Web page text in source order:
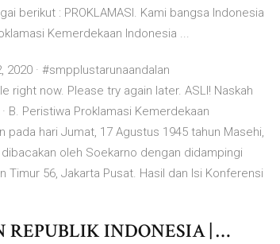
berikut : PROKLAMASI. Kami bangsa Indonesia
Kemerdekaan Indonesia ...
2020 · #smpplustarunaandalan
right now. Please try again later. ASLI! Naskah
B. Peristiwa Proklamasi Kemerdekaan
hari Jumat, 17 Agustus 1945 tahun Masehi,
oleh Soekarno dengan didampingi
56, Jakarta Pusat. Hasil dan Isi Konferensi
REPUBLIK INDONESIA | …